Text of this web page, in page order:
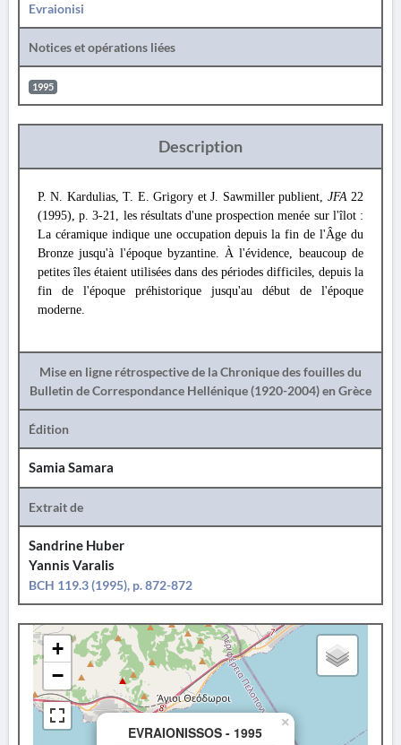
Evraionisi
Notices et opérations liées
1995
Description
P. N. Kardulias, T. E. Grigory et J. Sawmiller publient, JFA22
(1995), p. 3-21, les résultats d'une prospection menée sur l'îlot :
La céramique indique une occupation depuis la fin de l'Âge du
Bronze jusqu'à l'époque byzantine. À l'évidence, beaucoup de
petites îles étaient utilisées dans des périodes difficiles, depuis la
fin de l'époque préhistorique jusqu'au début de l'époque
moderne.
Mise en ligne rétrospective de la Chronique des fouilles du
Bulletin de Correspondance Hellénique (1920-2004) en Grèce
Édition
Samia Samara
Extrait de
Sandrine Huber
Yannis Varalis
BCH 119.3 (1995), p. 872-872
EVRAIONISSOS - 1995
×
+
−